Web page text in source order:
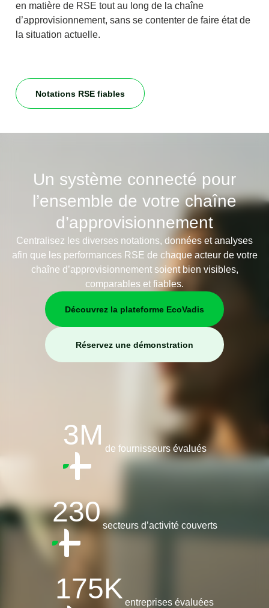
en matière de RSE tout au long de la chaîne
d’approvisionnement, sans se contenter de faire état de
la situation actuelle.
Notations RSE fiables
Un système connecté pour
l’ensemble de votre chaîne
d’approvisionnement
Centralisez les diverses notations, données et analyses
afin que les performances RSE de chaque acteur de votre
chaîne d’approvisionnement soient bien visibles,
comparables et fiables.
Découvrez la plateforme EcoVadis
Réservez une démonstration
3M de fournisseurs évalués
230 secteurs d’activité couverts
175K entreprises évaluées